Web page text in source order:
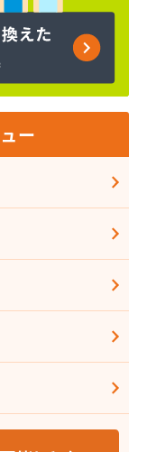
所
業所
ー